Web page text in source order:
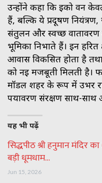
उन्होंने कहा कि ईको वन
हैं, बल्कि ये प्रदूषण
संतुलन और स्वच्छ वातावरण
भूमिका निभाते हैं। इन हरित
आवास विकसित होता है तथा
को नई मजबूती मिलती है।
मॉडल शहर के रूप में उभर
पर्यावरण संरक्षण साथ-
यह भी पढ़ें
सिद्धपीठ श्री हनुमान मंदिर
बड़ी धूमधाम…
Jun 15, 2026